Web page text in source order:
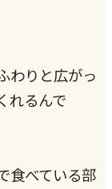
わりと広がっ
れるんで
食べている部